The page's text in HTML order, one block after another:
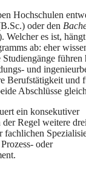
Hochschulen
oder den
Welcher es ist,
ab: eher
Studiengänge führen
und
Berufstätigkeit und
Abschlüsse
ein konsekutiver
der Regel weitere
fachlichen
oder